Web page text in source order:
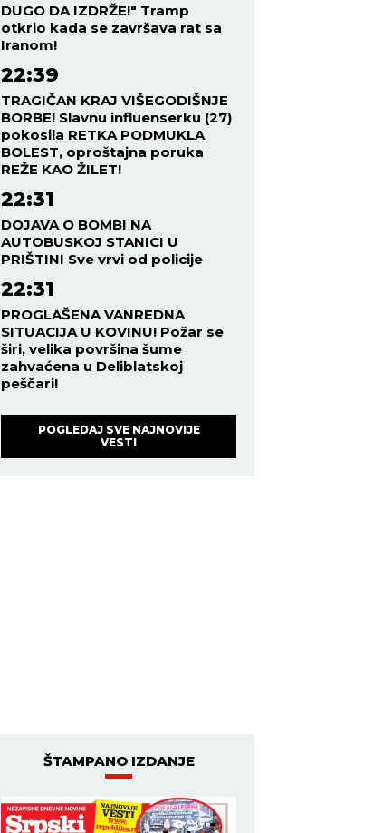
DUGO DA IZDRŽE!" Tramp
otkrio kada se završava rat sa
Iranom!
22:39
TRAGIČAN KRAJ VIŠEGODIŠNJE
BORBE! Slavnu influenserku (27)
pokosila RETKA PODMUKLA
BOLEST, oproštajna poruka
REŽE KAO ŽILET!
22:31
DOJAVA O BOMBI NA
AUTOBUSKOJ STANICI U
PRIŠTINI Sve vrvi od policije
22:31
PROGLAŠENA VANREDNA
SITUACIJA U KOVINU! Požar se
širi, velika površina šume
zahvaćena u Deliblatskoj
peščari!
POGLEDAJ SVE NAJNOVIJE
VESTI
ŠTAMPANO IZDANJE